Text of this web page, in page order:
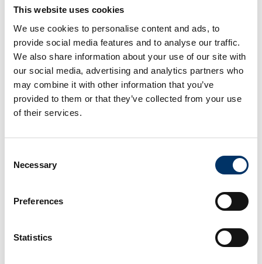
This website uses cookies
We use cookies to personalise content and ads, to
provide social media features and to analyse our traffic.
We also share information about your use of our site with
our social media, advertising and analytics partners who
may combine it with other information that you’ve
provided to them or that they’ve collected from your use
of their services.
Selection
Necessary
Preferences
Statistics
Nach fast drei Jahrzehnten an der Spitze der
VisiConsult X-ray Systems & Solutions GmbH hat
Gründer Hajo Schulenburg zum 1. Januar 2025
die…
Read more
2025(3)
2023